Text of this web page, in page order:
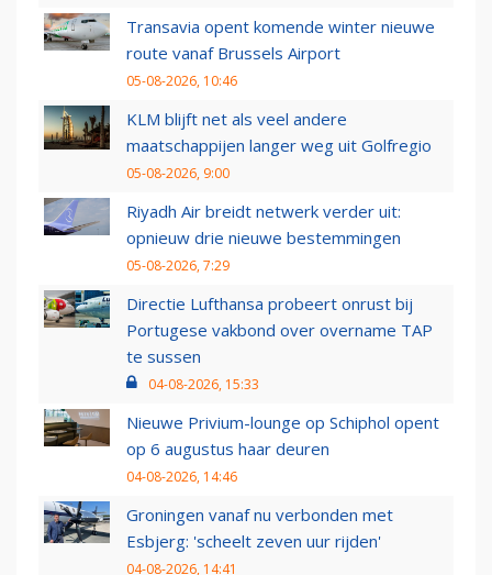
Transavia opent komende winter nieuwe
route vanaf Brussels Airport
05-08-2026, 10:46
KLM blijft net als veel andere
maatschappijen langer weg uit Golfregio
05-08-2026, 9:00
Riyadh Air breidt netwerk verder uit:
opnieuw drie nieuwe bestemmingen
05-08-2026, 7:29
Directie Lufthansa probeert onrust bij
Portugese vakbond over overname TAP
te sussen
04-08-2026, 15:33
Nieuwe Privium-lounge op Schiphol opent
op 6 augustus haar deuren
04-08-2026, 14:46
Groningen vanaf nu verbonden met
Esbjerg: 'scheelt zeven uur rijden'
04-08-2026, 14:41